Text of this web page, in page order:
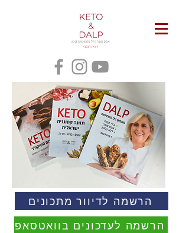
הרשמה לדיוור מתכונים
הרשמה לעדכונים בוואטסאפ